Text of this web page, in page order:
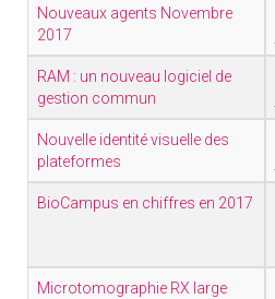
Nouveaux agents Novembre
2017
RAM : un nouveau logiciel de
gestion commun
Nouvelle identité visuelle des
plateformes
BioCampus en chiffres en 2017
Microtomographie RX large